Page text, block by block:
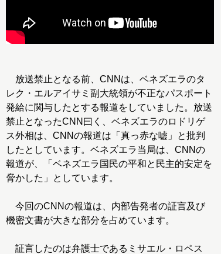
放送禁止となる前、CNNは、ベネズエラのタ
レク・エルアイサミ副大統領が不正なパスポート
発給に関与したとする報道をしていました。放送
禁止となったCNN曰く、ベネズエラのロドリゲ
ス外相は、CNNの報道は「真っ赤な嘘」と批判
したとしています。ベネズエラ当局は、CNNの
報道が、「ベネズエラ国民の平和と民主的安定を
脅かした」としています。
今回のCNNの報道は、内部告発者の証言及び
機密文書が大きな部分を占めています。
証言したのは弁護士であるミサエル・ロペス